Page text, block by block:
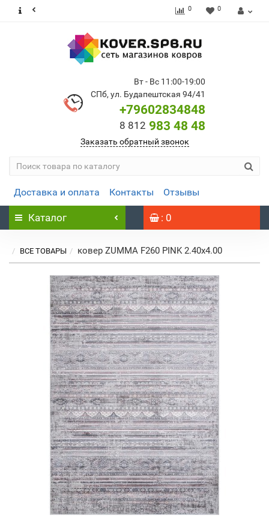
0 0
Вт - Вс 11:00-19:00
СПб, ул. Будапештская 94/41
+79602834848
8 812 983 48 48
Заказать обратный звонок
Доставка и оплата Контакты Отзывы
Каталог : 0
ВСЕ ТОВАРЫ ковер ZUMMA F260 PINK 2.40x4.00